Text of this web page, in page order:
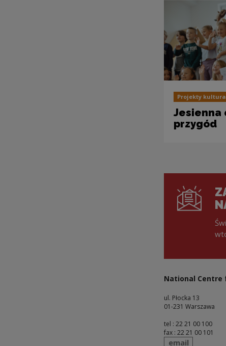
Projekty
Jesienna
przygód
National Centre
ul. Płocka 13
01-231 Warszawa
tel : 22 21 00 100
fax : 22 21 00 101
send
email